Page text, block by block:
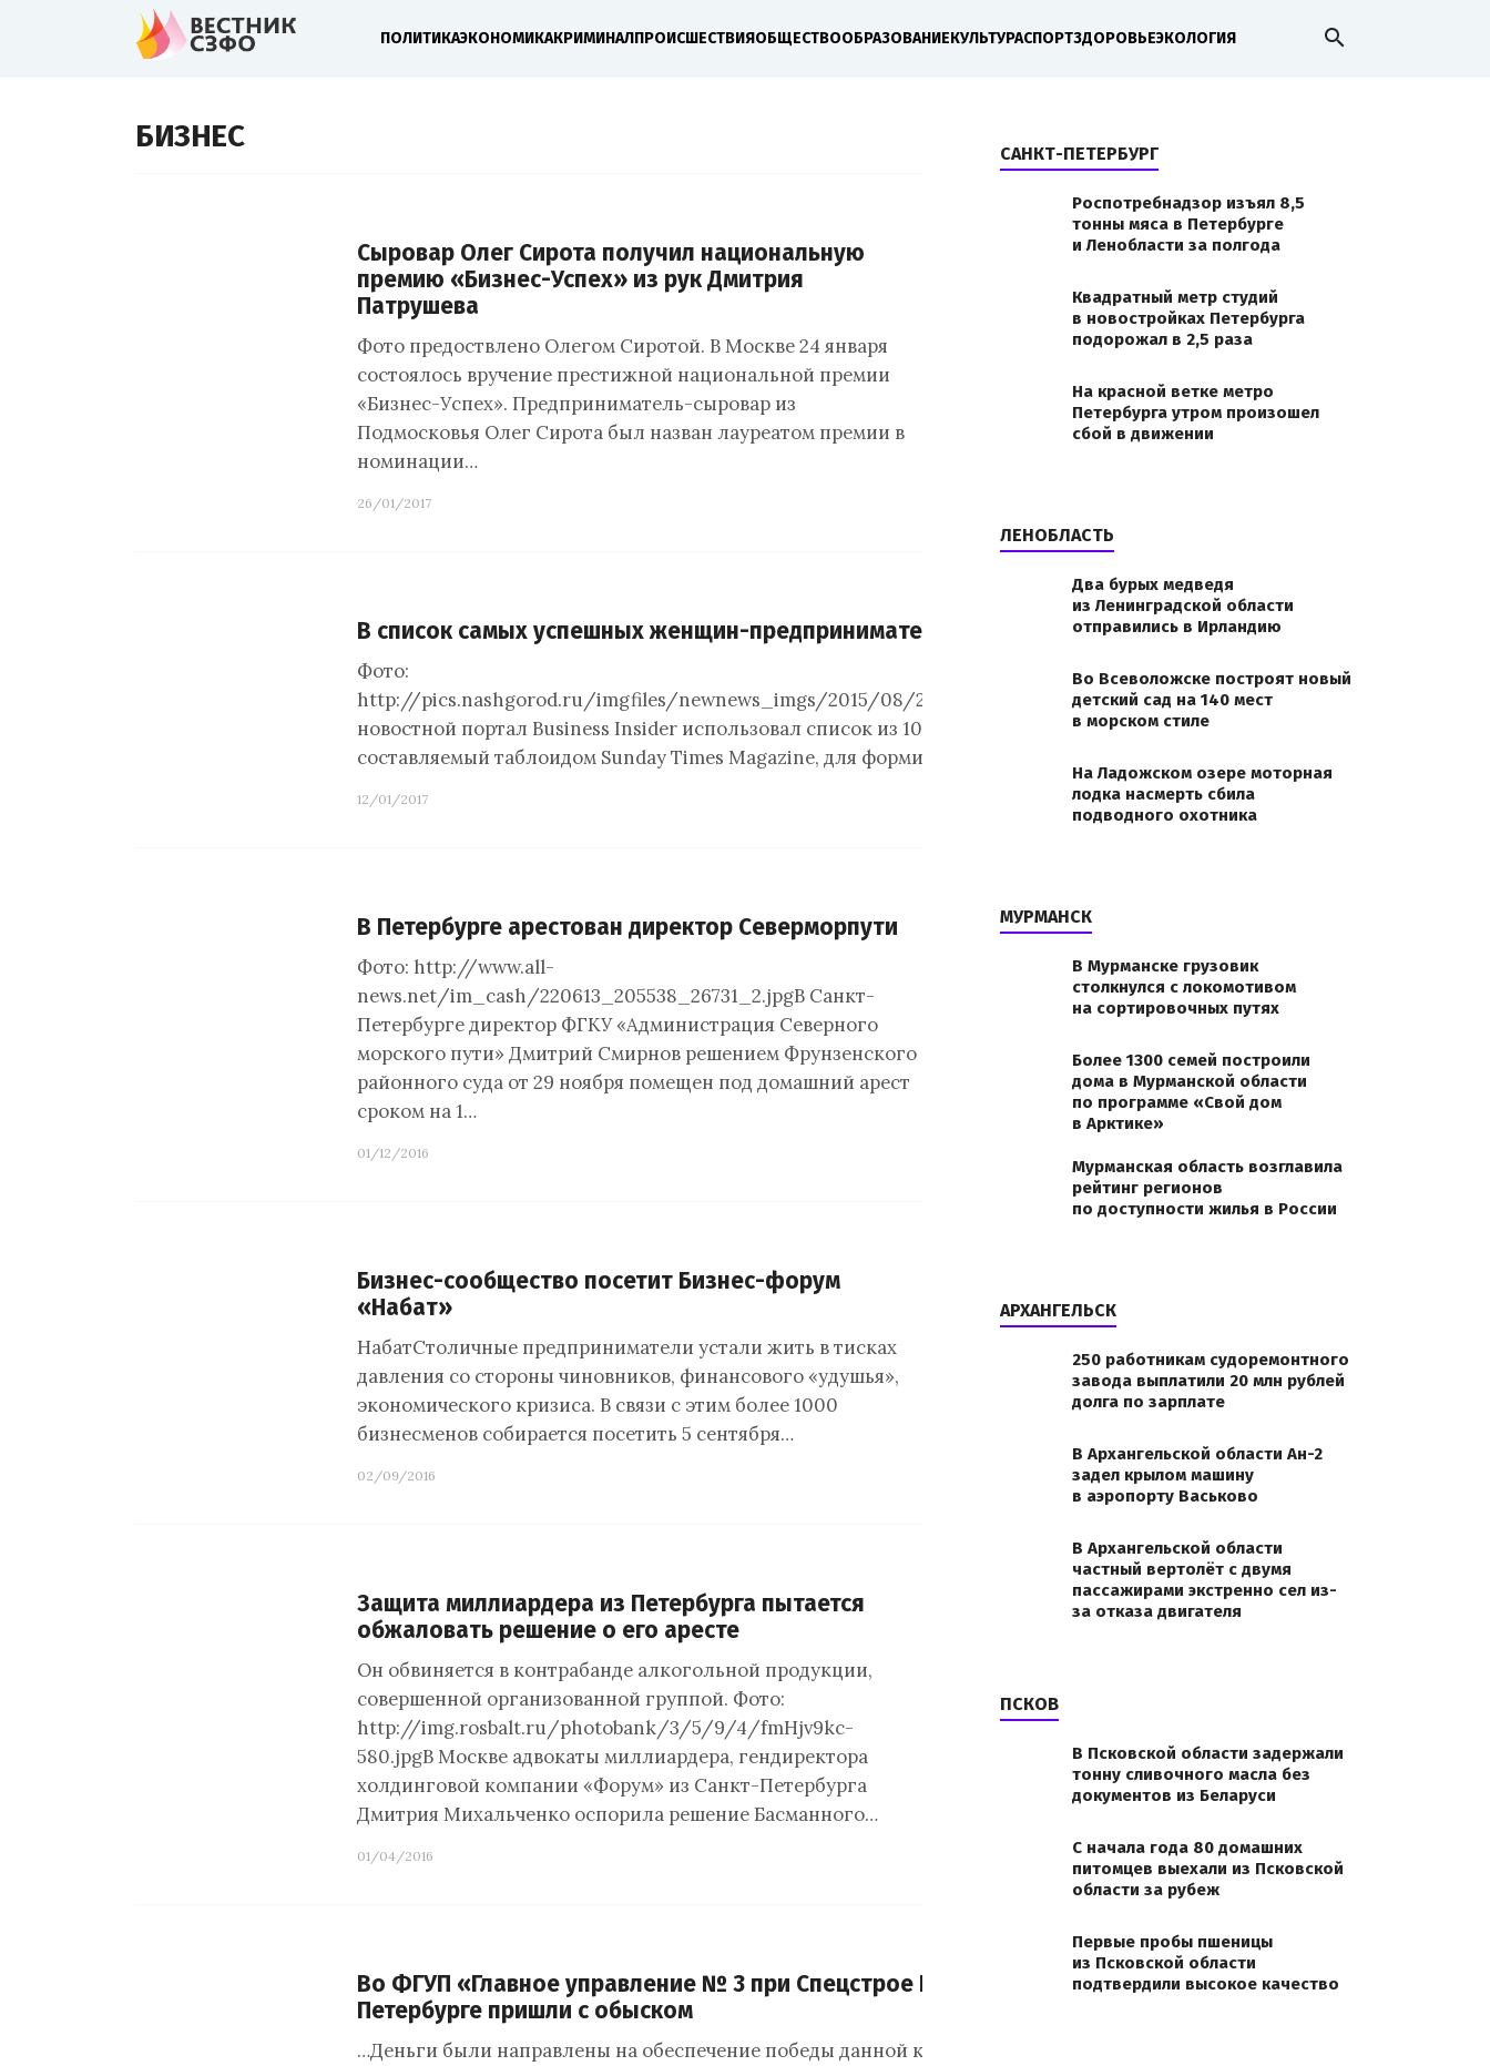
ПОЛИТИКАЭКОНОМИКАКРИМИНАЛПРОИСШЕСТВИЯОБЩЕСТВООБРАЗОВАНИЕКУЛЬТУРАСПОРТЗДОРОВЬЕЭКОЛОГИЯ search
БИЗНЕС
Сыровар Олег Сирота получил национальную
премию «Бизнес-Успех» из рук Дмитрия
Патрушева
Фото предоствлено Олегом Сиротой. В Москве 24 января
состоялось вручение престижной национальной премии
«Бизнес-Успех». Предприниматель-сыровар из
Подмосковья Олег Сирота был назван лауреатом премии в
номинации…
26/01/2017
В список самых успешных женщин-предпринимательниц Великобритании вошла Елена Батурина
Фото:
http://pics.nashgorod.ru/imgfiles/newnews_imgs/2015/08/20/
новостной портал Business Insider использовал список из 1000 самых состоятельных жителей Британии, ежегодно
составляемый таблоидом Sunday Times Magazine, для формирования своего рейтинга самых…
12/01/2017
В Петербурге арестован директор Северморпути
Фото: http://www.all-
news.net/im_cash/220613_205538_26731_2.jpgВ Санкт-
Петербурге директор ФГКУ «Администрация Северного
морского пути» Дмитрий Смирнов решением Фрунзенского
районного суда от 29 ноября помещен под домашний арест
сроком на 1…
01/12/2016
Бизнес-сообщество посетит Бизнес-форум
«Набат»
НабатСтоличные предприниматели устали жить в тисках
давления со стороны чиновников, финансового «удушья»,
экономического кризиса. В связи с этим более 1000
бизнесменов собирается посетить 5 сентября…
02/09/2016
Защита миллиардера из Петербурга пытается
обжаловать решение о его аресте
Он обвиняется в контрабанде алкогольной продукции,
совершенной организованной группой. Фото:
http://img.rosbalt.ru/photobank/3/5/9/4/fmHjv9kc-
580.jpgВ Москве адвокаты миллиардера, гендиректора
холдинговой компании «Форум» из Санкт-Петербурга
Дмитрия Михальченко оспорила решение Басманного…
01/04/2016
Во ФГУП «Главное управление № 3 при Спецстрое России» в
Петербурге пришли с обыском
…Деньги были направлены на обеспечение победы данной компании в
САНКТ-ПЕТЕРБУРГ
Роспотребнадзор изъял 8,5
тонны мяса в Петербурге
и Ленобласти за полгода
Квадратный метр студий
в новостройках Петербурга
подорожал в 2,5 раза
На красной ветке метро
Петербурга утром произошел
сбой в движении
ЛЕНОБЛАСТЬ
Два бурых медведя
из Ленинградской области
отправились в Ирландию
Во Всеволожске построят новый
детский сад на 140 мест
в морском стиле
На Ладожском озере моторная
лодка насмерть сбила
подводного охотника
МУРМАНСК
В Мурманске грузовик
столкнулся с локомотивом
на сортировочных путях
Более 1300 семей построили
дома в Мурманской области
по программе «Свой дом
в Арктике»
Мурманская область возглавила
рейтинг регионов
по доступности жилья в России
АРХАНГЕЛЬСК
250 работникам судоремонтного
завода выплатили 20 млн рублей
долга по зарплате
В Архангельской области Ан-2
задел крылом машину
в аэропорту Васьково
В Архангельской области
частный вертолёт с двумя
пассажирами экстренно сел из-
за отказа двигателя
ПСКОВ
В Псковской области задержали
тонну сливочного масла без
документов из Беларуси
С начала года 80 домашних
питомцев выехали из Псковской
области за рубеж
Первые пробы пшеницы
из Псковской области
подтвердили высокое качество